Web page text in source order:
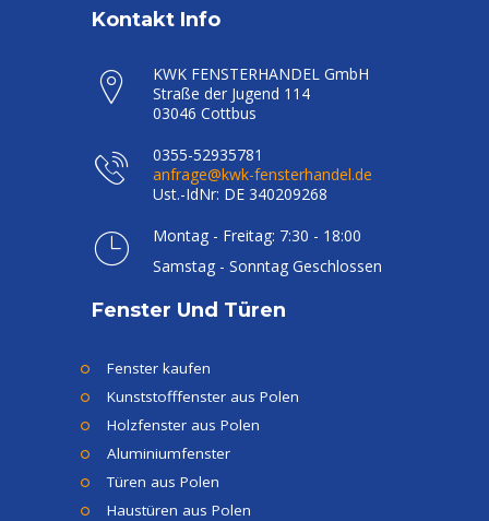
Kontakt Info
KWK FENSTERHANDEL GmbH
Straße der Jugend 114
03046 Cottbus
0355-52935781
anfrage@kwk-fensterhandel.de
Ust.-IdNr: DE 340209268
Montag - Freitag: 7:30 - 18:00
Samstag - Sonntag Geschlossen
Fenster Und Türen
Fenster kaufen
Kunststofffenster aus Polen
Holzfenster aus Polen
Aluminiumfenster
Türen aus Polen
Haustüren aus Polen